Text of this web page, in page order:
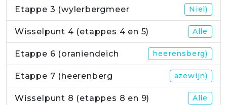
Etappe 3 (wylerbergmeer Niel)
Wisselpunt 4 (etappes 4 en 5) Alle
Etappe 6 (oraniendeich heerensberg)
Etappe 7 (heerenberg azewijn)
Wisselpunt 8 (etappes 8 en 9) Alle